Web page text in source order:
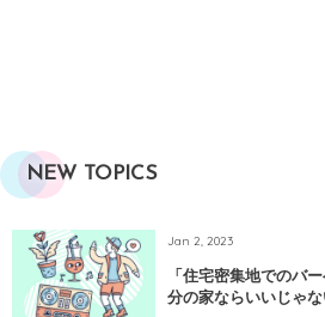
NEW TOPICS
Jan 2, 2023
「住宅密集地でのバ
分の家ならいいじゃ